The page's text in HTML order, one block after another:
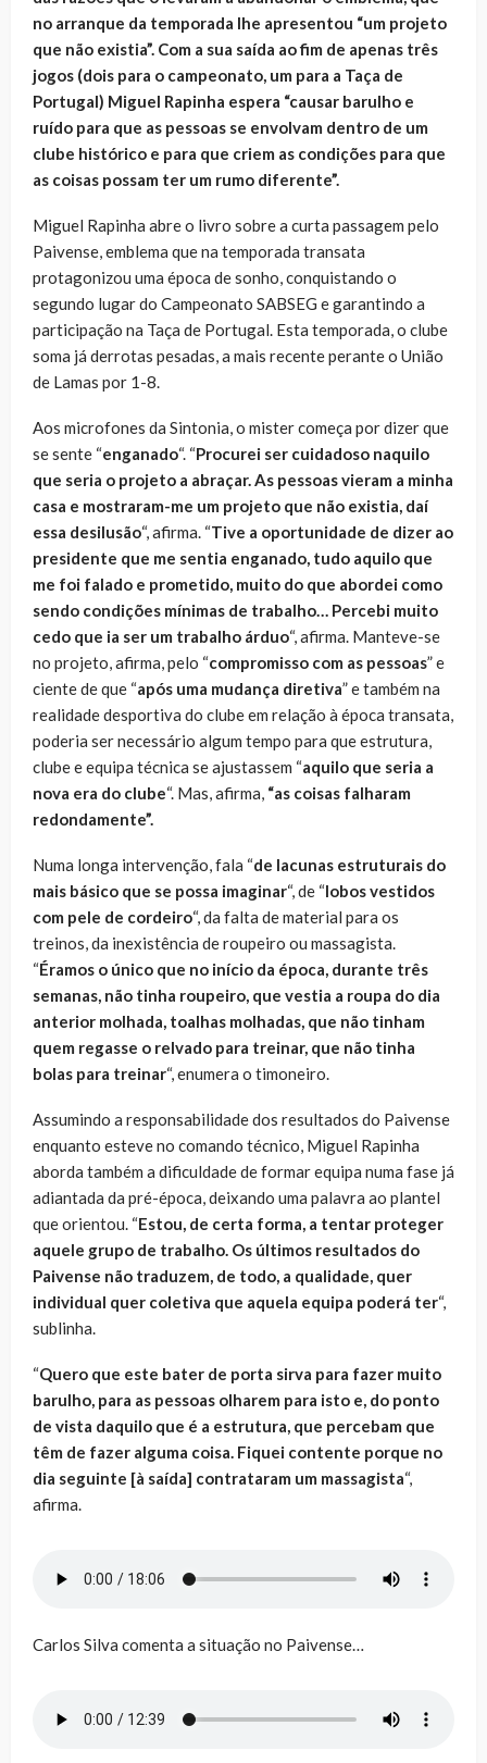
no arranque da temporada lhe apresentou “um projeto
que não existia”. Com a sua saída ao fim de apenas três
jogos (dois para o campeonato, um para a Taça de
Portugal) Miguel Rapinha espera “causar barulho e
ruído para que as pessoas se envolvam dentro de um
clube histórico e para que criem as condições para que
as coisas possam ter um rumo diferente”.
Miguel Rapinha abre o livro sobre a curta passagem pelo
Paivense, emblema que na temporada transata
protagonizou uma época de sonho, conquistando o
segundo lugar do Campeonato SABSEG e garantindo a
participação na Taça de Portugal. Esta temporada, o clube
soma já derrotas pesadas, a mais recente perante o União
de Lamas por 1-8.
Aos microfones da Sintonia, o mister começa por dizer que
se sente “enganado“. “Procurei ser cuidadoso naquilo
que seria o projeto a abraçar. As pessoas vieram a minha
casa e mostraram-me um projeto que não existia, daí
essa desilusão“, afirma. “Tive a oportunidade de dizer ao
presidente que me sentia enganado, tudo aquilo que
me foi falado e prometido, muito do que abordei como
sendo condições mínimas de trabalho… Percebi muito
cedo que ia ser um trabalho árduo“, afirma. Manteve-se
no projeto, afirma, pelo “compromisso com as pessoas” e
ciente de que “após uma mudança diretiva” e também na
realidade desportiva do clube em relação à época transata,
poderia ser necessário algum tempo para que estrutura,
clube e equipa técnica se ajustassem “aquilo que seria a
nova era do clube“. Mas, afirma, “as coisas falharam
redondamente”.
Numa longa intervenção, fala “de lacunas estruturais do
mais básico que se possa imaginar“, de “lobos vestidos
com pele de cordeiro“, da falta de material para os
treinos, da inexistência de roupeiro ou massagista.
“Éramos o único que no início da época, durante três
semanas, não tinha roupeiro, que vestia a roupa do dia
anterior molhada, toalhas molhadas, que não tinham
quem regasse o relvado para treinar, que não tinha
bolas para treinar“, enumera o timoneiro.
Assumindo a responsabilidade dos resultados do Paivense
enquanto esteve no comando técnico, Miguel Rapinha
aborda também a dificuldade de formar equipa numa fase já
adiantada da pré-época, deixando uma palavra ao plantel
que orientou. “Estou, de certa forma, a tentar proteger
aquele grupo de trabalho. Os últimos resultados do
Paivense não traduzem, de todo, a qualidade, quer
individual quer coletiva que aquela equipa poderá ter“,
sublinha.
“Quero que este bater de porta sirva para fazer muito
barulho, para as pessoas olharem para isto e, do ponto
de vista daquilo que é a estrutura, que percebam que
têm de fazer alguma coisa. Fiquei contente porque no
dia seguinte [à saída] contrataram um massagista“,
afirma.
Carlos Silva comenta a situação no Paivense…